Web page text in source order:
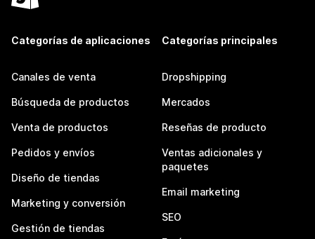
Categorías de aplicaciones
Canales de venta
Búsqueda de productos
Venta de productos
Pedidos y envíos
Diseño de tiendas
Marketing y conversión
Gestión de tiendas
Categorías principales
Dropshipping
Mercados
Reseñas de producto
Ventas adicionales y
paquetes
Email marketing
SEO